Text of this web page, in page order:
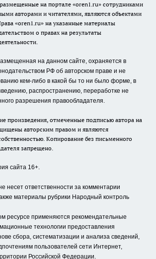
на портале «oren1.ru» сотрудниками
авторами и читателями, являются объектами
«oren1.ru» на указанные материалы
о правах на результаты
на данном сайте, охраняется в
РФ об авторском праве и не
кем-либо в какой бы то ни было форме, в
распространению, переработке не
разрешения правообладателя.
произведения, отмеченные подписью автора на
авторским правом и являются
Копирование без письменного
запрещено.
сайта 16+.
несет ответственности за комментарии
материалы рубрики Народный контроль
ресурсе применяются рекомендательные
технологии предоставления
сбора, систематизации и анализа сведений,
пользователей сети Интернет,
Российской Федерации.